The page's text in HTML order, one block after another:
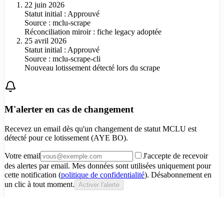
22 juin 2026
Statut initial : Approuvé
Source : mclu-scrape
Réconciliation miroir : fiche legacy adoptée
25 avril 2026
Statut initial : Approuvé
Source : mclu-scrape-cli
Nouveau lotissement détecté lors du scrape
M'alerter en cas de changement
Recevez un email dès qu'un changement de statut MCLU est
détecté pource lotissement (AYE BO).
Votre email
J'accepte de recevoir
des alertes par email. Mes données sont utilisées uniquement pour
cette notification (politique de confidentialité). Désabonnement en
un clic à tout moment. Activer l'alerte